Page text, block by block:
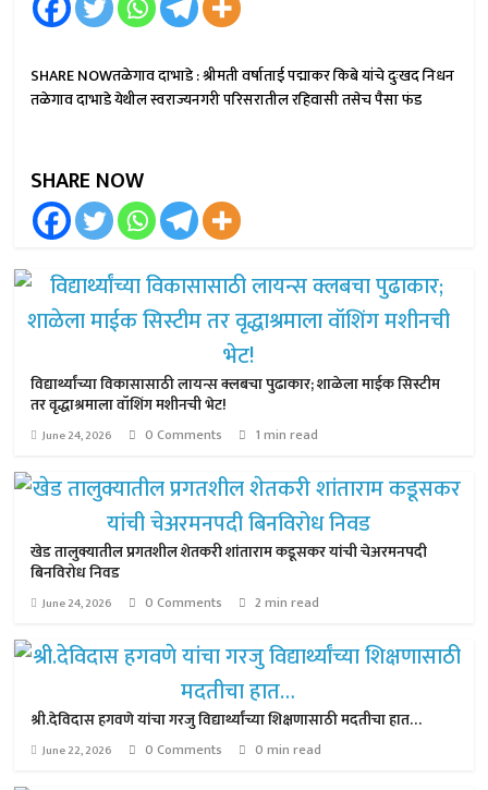
SHARE NOWतळेगाव दाभाडे : श्रीमती वर्षाताई पद्माकर किबे यांचे दुःखद निधन
तळेगाव दाभाडे येथील स्वराज्यनगरी परिसरातील रहिवासी तसेच पैसा फंड
SHARE NOW
विद्यार्थ्यांच्या विकासासाठी लायन्स क्लबचा पुढाकार; शाळेला माईक सिस्टीम
तर वृद्धाश्रमाला वॉशिंग मशीनची भेट!
June 24, 2026 0 Comments 1 min read
खेड तालुक्यातील प्रगतशील शेतकरी शांताराम कडूसकर यांची चेअरमनपदी
बिनविरोध निवड
June 24, 2026 0 Comments 2 min read
श्री.देविदास हगवणे यांचा गरजु विद्यार्थ्यांच्या शिक्षणासाठी मदतीचा हात…
June 22, 2026 0 Comments 0 min read